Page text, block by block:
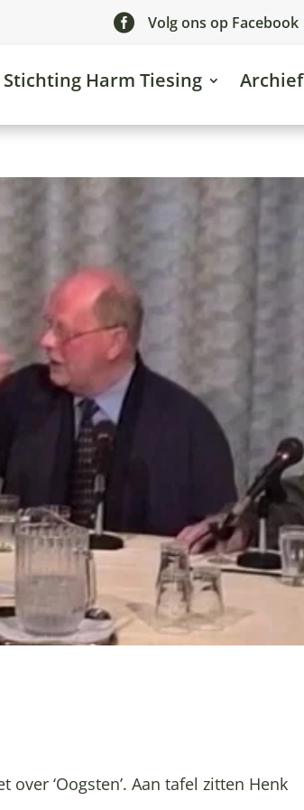
 Volg ons op Facebook
Stichting Harm Tiesing Archief
‘Oogsten’. Aan tafel zitten Henk